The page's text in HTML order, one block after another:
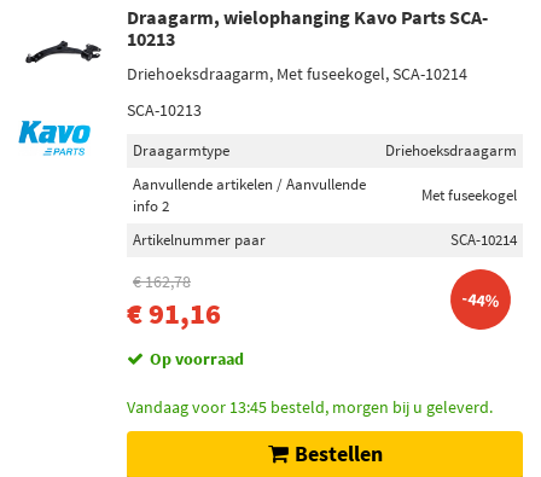
Draagarm, wielophanging Kavo Parts SCA-
10213
Driehoeksdraagarm, Met fuseekogel, SCA-10214
SCA-10213
Draagarmtype
Driehoeksdraagarm
Aanvullende artikelen / Aanvullende
info 2
Met fuseekogel
Artikelnummer paar SCA-10214
€ 162,78
€ 91,16 -44%
Op voorraad
Vandaag voor 13:45 besteld, morgen bij u geleverd.
Bestellen